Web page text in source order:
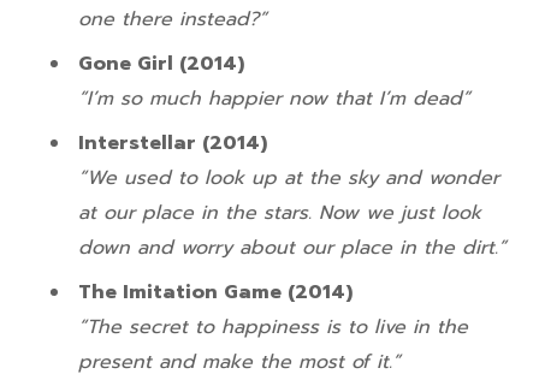
one there instead?”
Gone Girl (2014)
“I’m so much happier now that I’m dead”
Interstellar (2014)
“We used to look up at the sky and wonder
at our place in the stars. Now we just look
down and worry about our place in the dirt.”
The Imitation Game (2014)
“The secret to happiness is to live in the
present and make the most of it.”